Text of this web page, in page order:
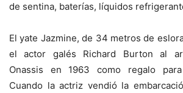
de sentina, baterías, líquidos
El yate Jazmine, de 34 metros de
el actor galés Richard Burton al
Onassis en 1963 como regalo
Cuando la actriz vendió la